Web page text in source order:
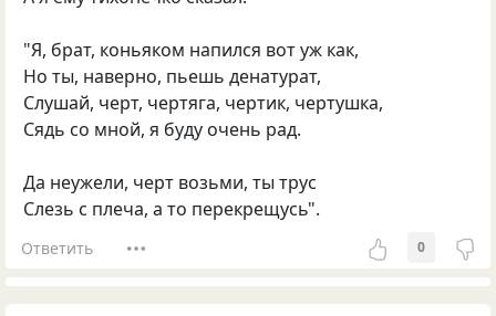
"Я, брат, коньяком напился вот уж как,
Но ты, наверно, пьешь денатурат,
Слушай, черт, чертяга, чертик, чертушка,
Сядь со мной, я буду очень рад.
Да неужели, черт возьми, ты трус
Слезь с плеча, а то перекрещусь".
Ответить 0